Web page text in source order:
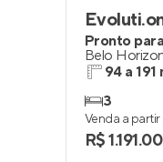
Pronto
Belo
94 a 191
3
Venda a partir
R$